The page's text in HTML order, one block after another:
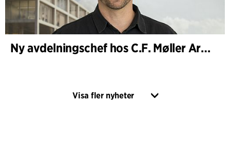
Ny avdelningschef hos C.F. Møller Architects i Köpenhamn
Visa fler nyheter